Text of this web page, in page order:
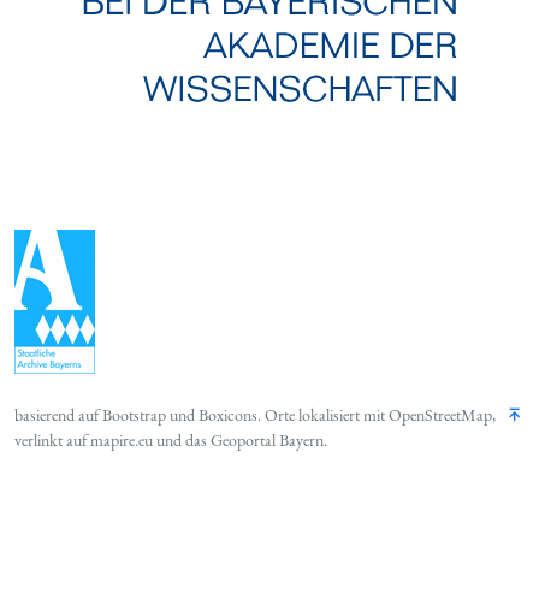
basierend aufBootstrapundBoxicons. Orte lokalisiert mitOpenStreetMap,
verlinkt aufmapire.euund das Geoportal Bayern.